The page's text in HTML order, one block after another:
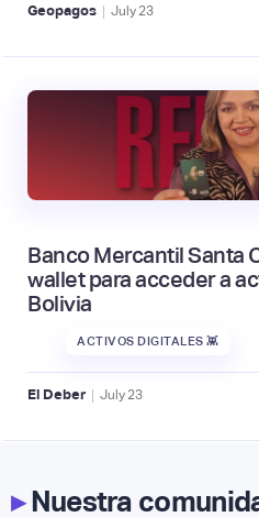
Geopagos | July 23
Banco Mercantil Santa
wallet para acceder a
Bolivia
ACTIVOS DIGITALES 👾
El Deber | July 23
▸Nuestra